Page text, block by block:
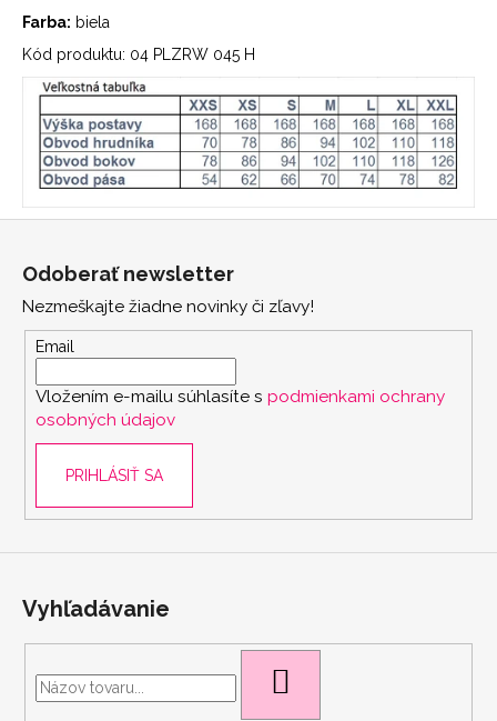
Farba: biela
Kód produktu: 04 PLZRW 045 H
Odoberať newsletter
Nezmeškajte žiadne novinky či zľavy!
Email
Vložením e-mailu súhlasíte s podmienkami ochrany
osobných údajov
PRIHLÁSIŤ SA
Vyhľadávanie